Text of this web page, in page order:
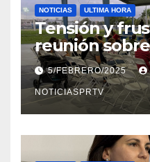
NOTICIAS ULTIMA HORA
Tensión y
reunión
Reparto
5/FEBRERO/2025
NOTICIASPRTV